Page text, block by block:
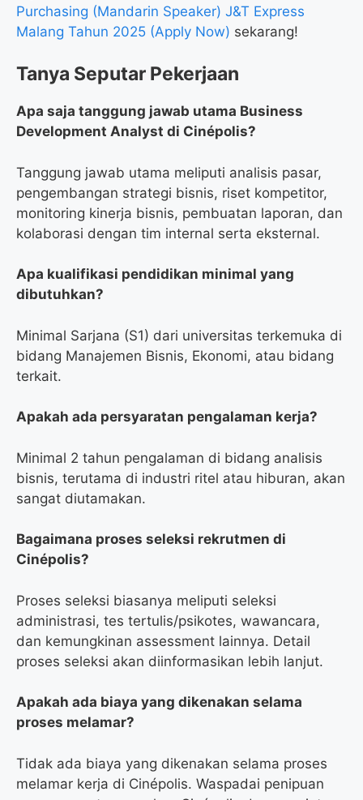
Purchasing (Mandarin Speaker) J&T Express
Malang Tahun 2025 (Apply Now) sekarang!
Tanya Seputar Pekerjaan
Apa saja tanggung jawab utama Business
Development Analyst di Cinépolis?
Tanggung jawab utama meliputi analisis pasar,
pengembangan strategi bisnis, riset kompetitor,
monitoring kinerja bisnis, pembuatan laporan, dan
kolaborasi dengan tim internal serta eksternal.
Apa kualifikasi pendidikan minimal yang
dibutuhkan?
Minimal Sarjana (S1) dari universitas terkemuka di
bidang Manajemen Bisnis, Ekonomi, atau bidang
terkait.
Apakah ada persyaratan pengalaman kerja?
Minimal 2 tahun pengalaman di bidang analisis
bisnis, terutama di industri ritel atau hiburan, akan
sangat diutamakan.
Bagaimana proses seleksi rekrutmen di
Cinépolis?
Proses seleksi biasanya meliputi seleksi
administrasi, tes tertulis/psikotes, wawancara,
dan kemungkinan assessment lainnya. Detail
proses seleksi akan diinformasikan lebih lanjut.
Apakah ada biaya yang dikenakan selama
proses melamar?
Tidak ada biaya yang dikenakan selama proses
melamar kerja di Cinépolis. Waspadai penipuan